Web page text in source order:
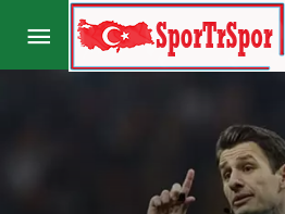
Fenerbahçe’de iki